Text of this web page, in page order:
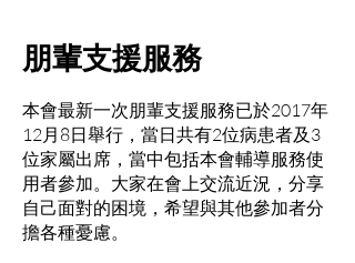
朋輩支援服務
本會最新一次朋輩支援服務已於2017年
12月8日舉行，當日共有2位病患者及3
位家屬出席，當中包括本會輔導服務使
用者參加。大家在會上交流近況，分享
自己面對的困境，希望與其他參加者分
擔各種憂慮。